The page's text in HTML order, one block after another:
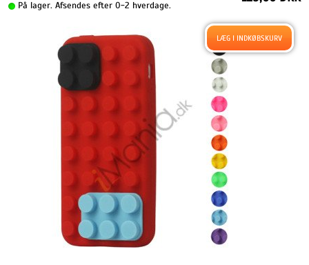
På lager. Afsendes efter 0-2 hverdage.